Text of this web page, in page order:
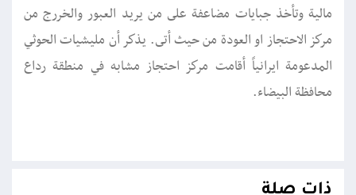
مالية وتأخذ جبايات مضاعفة على من يريد العبور والخررج من
مركز الاحتجاز او العودة من حيث أتى. يذكر أن مليشيات الحوثي
المدعومة ايرانياً أقامت مركز احتجاز مشابه في منطقة رداع
محافظة البيضاء.
ذات صلة